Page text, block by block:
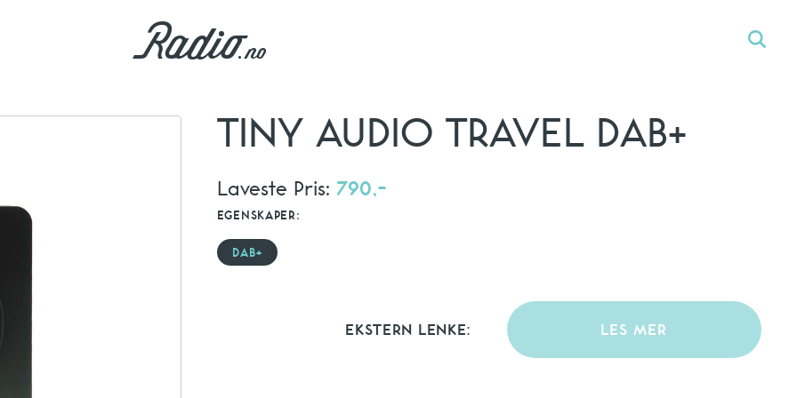
TINY AUDIO TRAVEL DAB+
Laveste Pris: 790,-
EGENSKAPER:
DAB+
EKSTERN LENKE: LES MER